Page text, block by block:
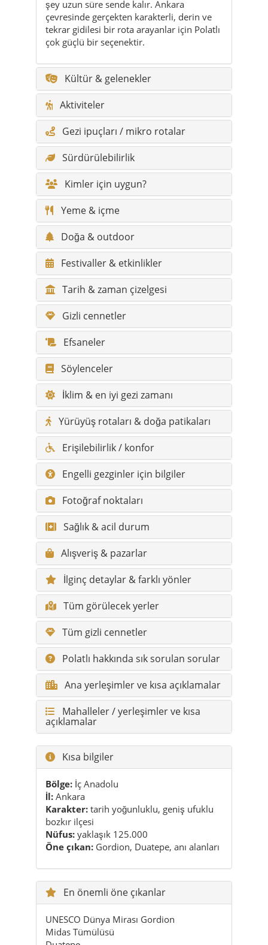
Kültür & gelenekler
Aktiviteler
Gezi ipuçları / mikro rotalar
Sürdürülebilirlik
Kimler için uygun?
Yeme & içme
Doğa & outdoor
Festivaller & etkinlikler
Tarih & zaman çizelgesi
Gizli cennetler
Efsaneler
Söylenceler
İklim & en iyi gezi zamanı
Yürüyüş rotaları & doğa patikaları
Erişilebilirlik / konfor
Engelli gezginler için bilgiler
Fotoğraf noktaları
Sağlık & acil durum
Alışveriş & pazarlar
İlginç detaylar & farklı yönler
Tüm görülecek yerler
Tüm gizli cennetler
Polatlı hakkında sık sorulan sorular
Ana yerleşimler ve kısa açıklamalar
Mahalleler / yerleşimler ve kısa
açıklamalar
Kısa bilgiler
Bölge:İç Anadolu
İl:Ankara
Karakter:tarih yoğunluklu, geniş ufuklu
bozkır ilçesi
Nüfus:yaklaşık 125.000
Öne çıkan:Gordion, Duatepe, anı alanları
En önemli öne çıkanlar
UNESCO Dünya Mirası Gordion
Midas Tümülüsü
Duatepe
Kartaltepe Mehmetçik Anıtı
Sakarya hafıza coğrafyası